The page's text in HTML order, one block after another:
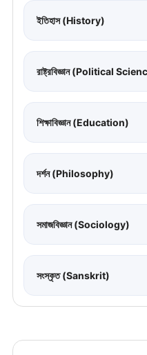
ইতিহাস (History)
রাষ্ট্রবিজ্ঞান (Political
শিক্ষাবিজ্ঞান (Education)
দর্শন (Philosophy)
সমাজবিজ্ঞান (Sociology)
সংস্কৃত (Sanskrit)